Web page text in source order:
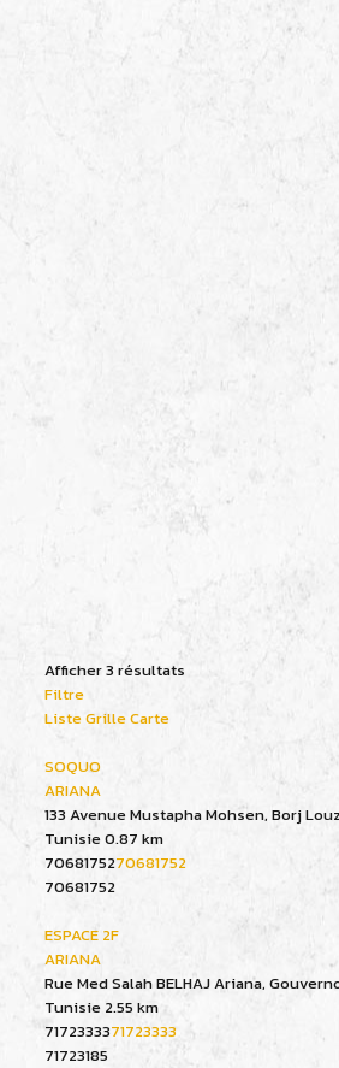
Afficher 3 résultats
Filtre
ListeGrilleCarte
SOQUO
ARIANA
133 Avenue Mustapha Mohsen, Borj
Tunisie0.87 km
7068175270681752
70681752
ESPACE 2F
ARIANA
Rue Med Salah BELHAJ Ariana,
Tunisie 2.55 km
7172333371723333
71723185